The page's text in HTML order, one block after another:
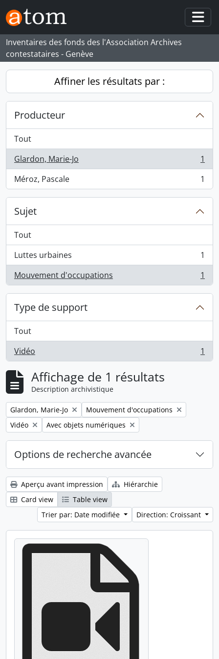
Skip to main content
Inventaires des fonds des l'Association Archives
contestataires - Genève
Affiner les résultats par :
Producteur
Tout
Glardon, Marie-Jo
, 1 résultats
1
Méroz, Pascale
, 1 résultats 1
Sujet
Tout
Luttes urbaines
, 1 résultats
1
Mouvement d'occupations
, 1 résultats 1
Type de support
Tout
Vidéo
, 1 résultats 1
Affichage de 1 résultats
Description archivistique
Remove filter:
Glardon, Marie-Jo Remove filter:
Mouvement d'occupations
Remove filter:
Vidéo Remove filter:
Avec objets numériques
Options de recherche avancée
Aperçu avant impression
Hiérarchie
Card view
Table view
Trier par: Date modifiée
Direction: Croissant